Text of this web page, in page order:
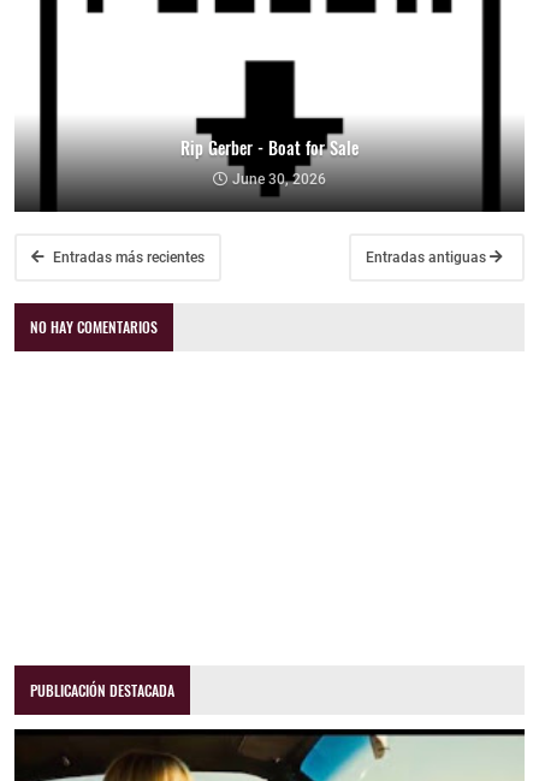
Rip Gerber - Boat for Sale
June 30, 2026
Entradas más recientes Entradas antiguas
NO HAY COMENTARIOS
PUBLICACIÓN DESTACADA